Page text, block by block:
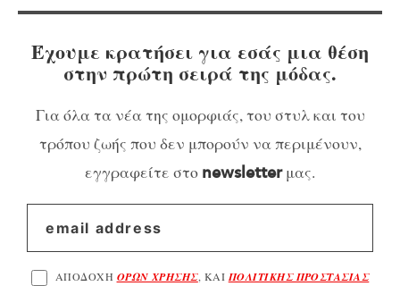
Έχουμε κρατήσει για εσάς μια θέση
στην πρώτη σειρά της μόδας.
Για όλα τα νέα της ομορφιάς, του στυλ και του
τρόπου ζωής που δεν μπορούν να περιμένουν,
εγγραφείτε στο newsletterμας.
ΑΠΟΔΟΧΗ ΟΡΩΝ ΧΡΗΣΗΣ, ΚΑΙ ΠΟΛΙΤΙΚΗΣ ΠΡΟΣΤΑΣΙΑΣ